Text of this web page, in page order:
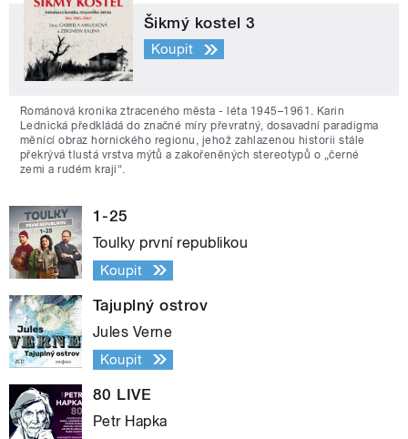
Šikmý kostel 3
Koupit
Románová kronika ztraceného města - léta 1945–1961. Karin
Lednická předkládá do značné míry převratný, dosavadní paradigma
měnící obraz hornického regionu, jehož zahlazenou historii stále
překrývá tlustá vrstva mýtů a zakořeněných stereotypů o „černé
zemi a rudém kraji“.
1-25
Toulky první republikou
Koupit
Tajuplný ostrov
Jules Verne
Koupit
80 LIVE
Petr Hapka